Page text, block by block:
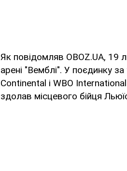
Як повідомляв OBOZ.UA, 19
арені "Вемблі". У поєдинку
Continental і WBO
здолав місцевого бійця